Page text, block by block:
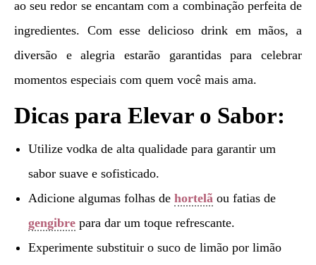
ao seu redor se encantam com a combinação perfeita de
ingredientes. Com esse delicioso drink em mãos, a
diversão e alegria estarão garantidas para celebrar
momentos especiais com quem você mais ama.
Dicas para Elevar o Sabor:
Utilize vodka de alta qualidade para garantir um
sabor suave e sofisticado.
Adicione algumas folhas de hortelã ou fatias de
gengibre para dar um toque refrescante.
Experimente substituir o suco de limão por limão